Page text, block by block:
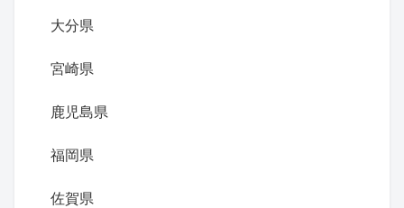
大分県
宮崎県
鹿児島県
福岡県
佐賀県